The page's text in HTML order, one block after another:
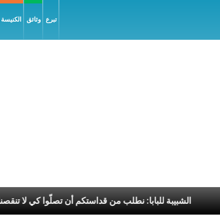
وثائق تبرع
الشبيبة للبابا: نطلب من قداستكم أن السّلام